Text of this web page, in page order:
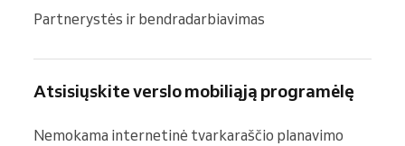
Partnerystės ir bendradarbiavimas
Atsisiųskite verslo mobiliąją programėlę
Nemokama internetinė tvarkaraščio planavimo